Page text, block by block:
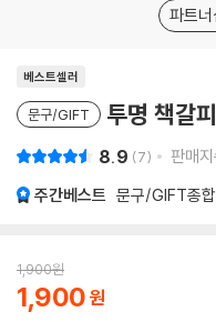
파트
베스트셀러
문구/GIFT 투명 책갈
8.9 7 판매
주간베스트 문구/GIFT종합
1,900원
1,900